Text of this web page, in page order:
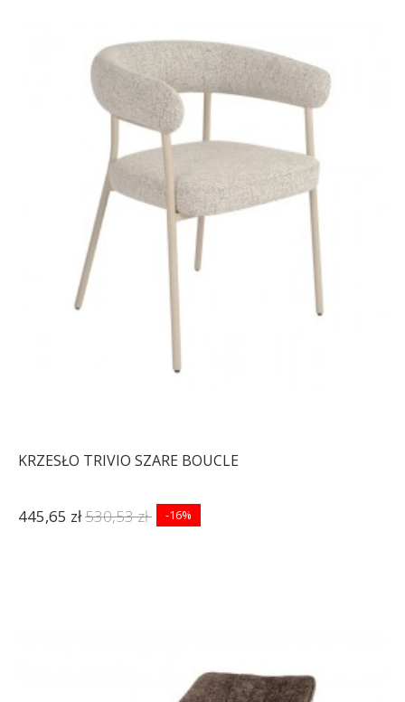
STÓŁ ROXBY 105 CM DĄB
742,69 zł
STÓŁ ROXBY 120X80 CM
DĄB
590,43 zł 728,92 zł
KRZESŁO TRIVIO SZARE BOUCLE
445,65 zł530,53 zł -16%